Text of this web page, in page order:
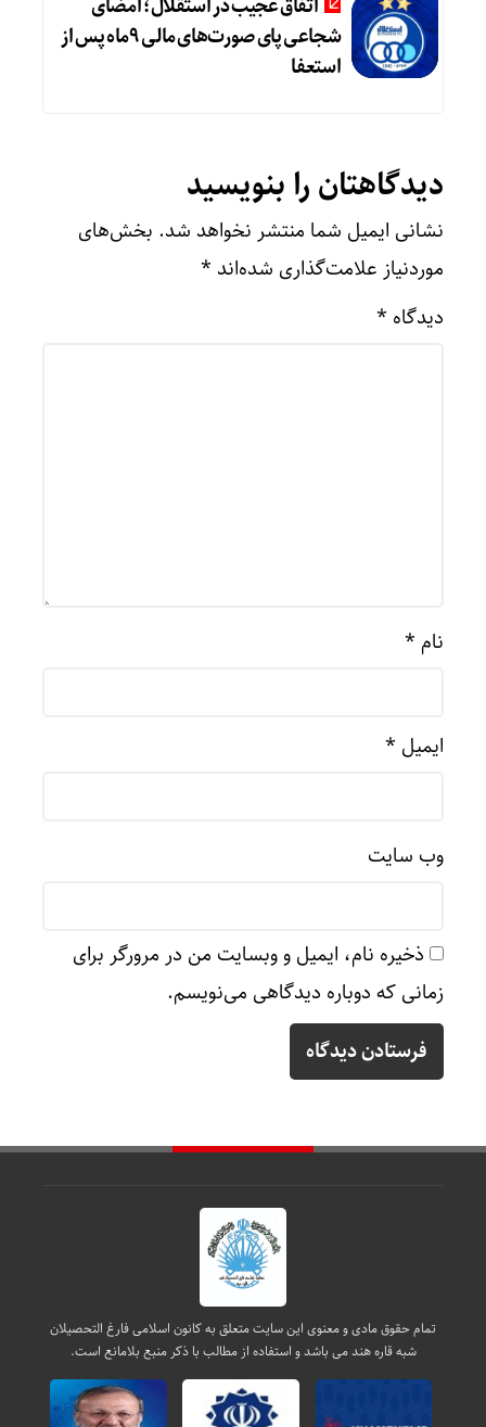
شجاعی پای صورت‌های مالی ٩ماه پس از
استعفا
دیدگاهتان را بنویسید
نشانی ایمیل شما منتشر نخواهد شد. بخش‌های
موردنیاز علامت‌گذاری شده‌اند *
دیدگاه *
نام *
ایمیل *
وب‌ سایت
ذخیره نام، ایمیل و وبسایت من در مرورگر برای
زمانی که دوباره دیدگاهی می‌نویسم.
تمام حقوق مادی و معنوی این سایت متعلق به کانون اسلامی فارغ التحصیلان
شبه قاره هند می باشد و استفاده از مطالب با ذکر منبع بلامانع است.